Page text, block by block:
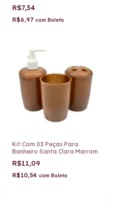
R$7,34
R$6,97 com Boleto
Kit Com 03 Peças Para
Banheiro Santa Clara Marrom
R$11,09
R$10,54 com Boleto